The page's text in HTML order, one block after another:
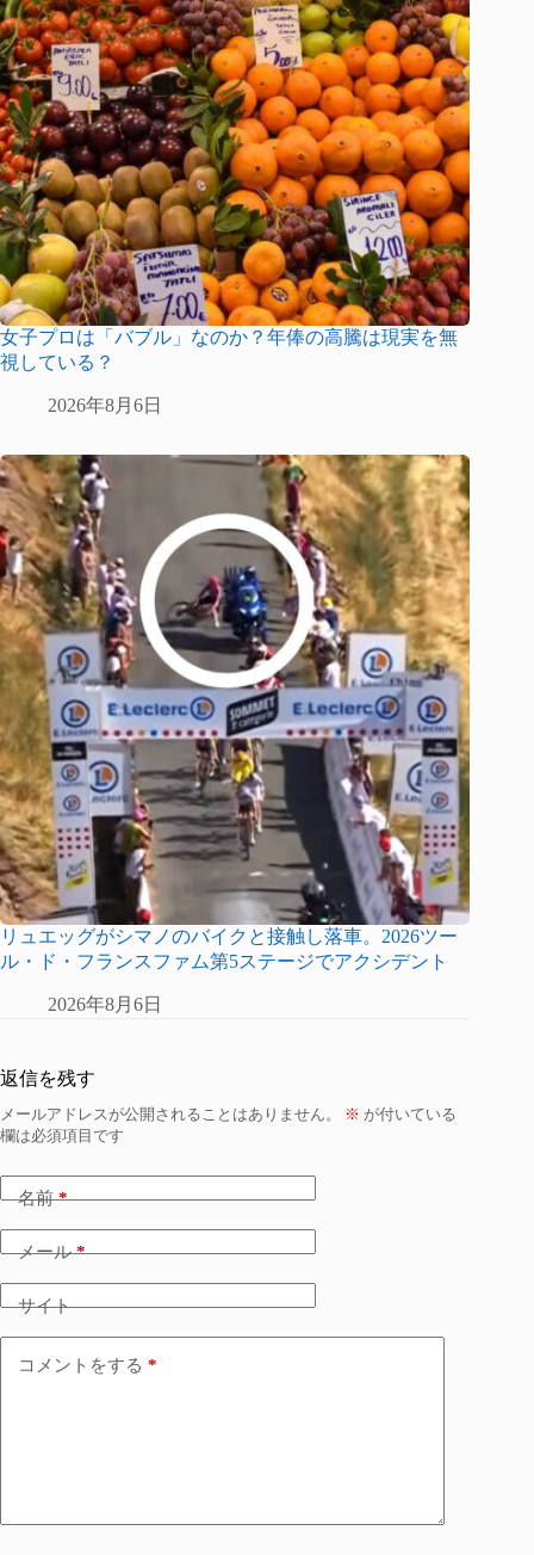
女子プロは「バブル」なのか？年俸の高騰は現実を無
視している？
2026年8月6日
リュエッグがシマノのバイクと接触し落車。2026ツー
ル・ド・フランスファム第5ステージでアクシデント
2026年8月6日
返信を残す
メールアドレスが公開されることはありません。 ※ が付いている
欄は必須項目です
名前*
メール*
サイト
コメントをする *